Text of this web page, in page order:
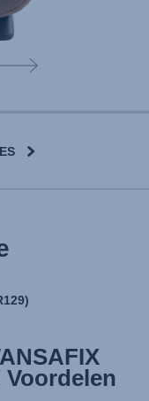
Voordelen